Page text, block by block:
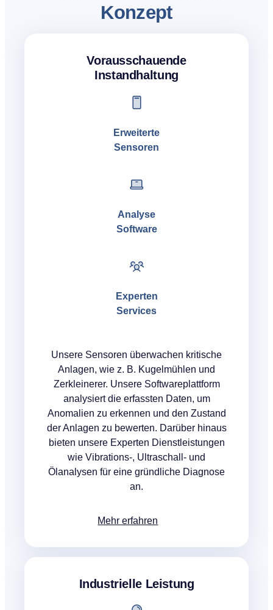
Konzept
Vorausschauende
Instandhaltung
Erweiterte
Sensoren
Analyse
Software
Experten
Services
Unsere Sensoren überwachen kritische
Anlagen, wie z. B. Kugelmühlen und
Zerkleinerer. Unsere Softwareplattform
analysiert die erfassten Daten, um
Anomalien zu erkennen und den Zustand
der Anlagen zu bewerten. Darüber hinaus
bieten unsere Experten Dienstleistungen
wie Vibrations-, Ultraschall- und
Ölanalysen für eine gründliche Diagnose
an.
Mehr erfahren
Industrielle Leistung